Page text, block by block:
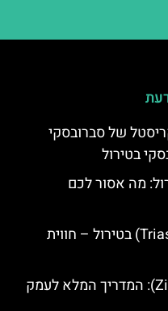
של סברובסקי
בטירול
מה אסור לכם
פארק הדינוזאורים (Triassic Park) בטירול – חווית
אטרקציות בעמק צילר (Zillertal): המדריך המלא לעמק